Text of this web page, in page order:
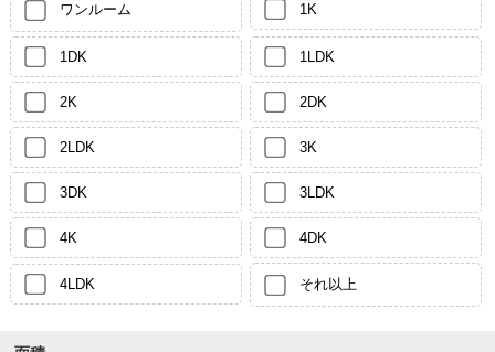
ワンルーム 1K
1DK 1LDK
2K 2DK
2LDK 3K
3DK 3LDK
4K 4DK
4LDK それ以上